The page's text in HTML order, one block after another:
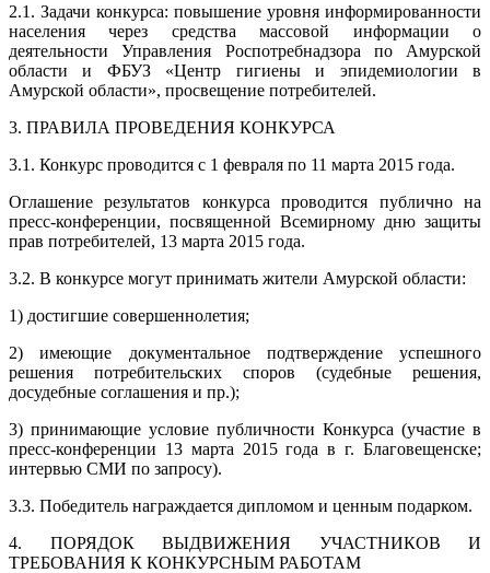
2.1. Задачи конкурса: повышение уровня информированности
населения через средства массовой информации о
деятельности Управления Роспотребнадзора по Амурской
области и ФБУЗ «Центр гигиены и эпидемиологии в
Амурской области», просвещение потребителей.
3. ПРАВИЛА ПРОВЕДЕНИЯ КОНКУРСА
3.1. Конкурс проводится с 1 февраля по 11 марта 2015 года.
Оглашение результатов конкурса проводится публично на
пресс-конференции, посвященной Всемирному дню защиты
прав потребителей, 13 марта 2015 года.
3.2. В конкурсе могут принимать жители Амурской области:
1) достигшие совершеннолетия;
2) имеющие документальное подтверждение успешного
решения потребительских споров (судебные решения,
досудебные соглашения и пр.);
3) принимающие условие публичности Конкурса (участие в
пресс-конференции 13 марта 2015 года в г. Благовещенске;
интервью СМИ по запросу).
3.3. Победитель награждается дипломом и ценным подарком.
4. ПОРЯДОК ВЫДВИЖЕНИЯ УЧАСТНИКОВ И
ТРЕБОВАНИЯ К КОНКУРСНЫМ РАБОТАМ